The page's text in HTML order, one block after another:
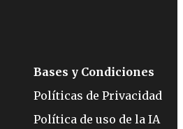
Bases y Condiciones
Políticas de Privacidad
Política de uso de la IA